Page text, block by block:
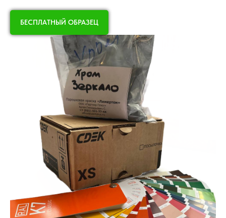
БЕСПЛАТНЫЙ ОБРАЗЕЦ